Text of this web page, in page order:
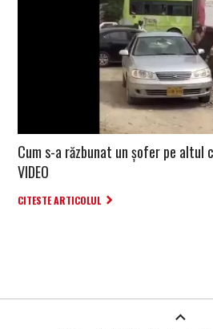
Cum s-a răzbunat un șofer pe altul
VIDEO
CITESTE ARTICOLUL